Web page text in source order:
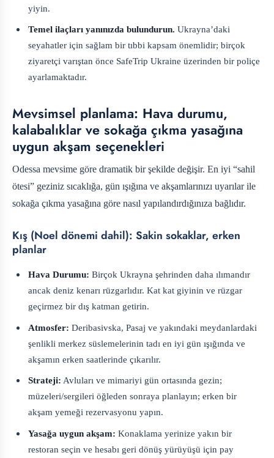
yiyin.
Temel ilaçları yanınızda bulundurun. Ukrayna’daki
seyahatler için sağlam bir tıbbi kapsam önemlidir; birçok
ziyaretçi varıştan önce SafeTrip Ukraine üzerinden bir poliçe
ayarlamaktadır.
Mevsimsel planlama: Hava durumu,
kalabalıklar ve sokağa çıkma yasağına
uygun akşam seçenekleri
Odessa mevsime göre dramatik bir şekilde değişir. En iyi “sahil
ötesi” geziniz sıcaklığa, gün ışığına ve akşamlarınızı uyarılar ile
sokağa çıkma yasağına göre nasıl yapılandırdığınıza bağlıdır.
Kış (Noel dönemi dahil): Sakin sokaklar, erken
planlar
Hava Durumu: Birçok Ukrayna şehrinden daha ılımandır
ancak deniz kenarı rüzgarlıdır. Kat kat giyinin ve rüzgar
geçirmez bir dış katman getirin.
Atmosfer: Deribasivska, Pasaj ve yakındaki meydanlardaki
şenlikli merkez süslemelerinin tadı en iyi gün ışığında ve
akşamın erken saatlerinde çıkarılır.
Strateji: Avluları ve mimariyi gün ortasında gezin;
müzeleri/sergileri öğleden sonraya planlayın; erken bir
akşam yemeği rezervasyonu yapın.
Yasağa uygun akşam: Konaklama yerinize yakın bir
restoran seçin ve hesabı geri dönüş yürüyüşü için pay